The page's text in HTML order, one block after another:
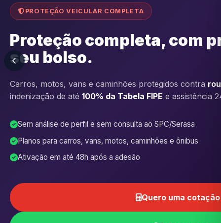
PROTEÇÃO VEICULAR COMPLETA
Proteção completa, com
seu bolso.
Carros, motos, vans e caminhões protegidos contra
indenização de até 100% da Tabela FIPE e assistência
Sem análise de perfil e sem consulta ao SPC/Serasa
Planos para carros, vans, motos, caminhões e ônibus
Ativação em até 48h após a adesão
Quero uma